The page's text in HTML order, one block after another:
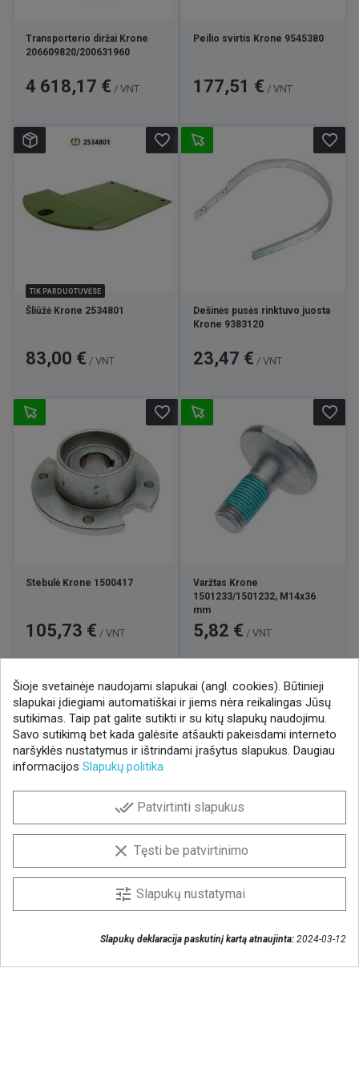
Transporterio diržai Krone
206609820/200631960
Kaina
4 618,17 € / VNT
Peilio svirtis Krone 9545380
Kaina
177,51 € / VNT
TIK PARDUOTUVĖSE
Šliūžė Krone 2534801
Kaina
83,00 € / VNT
favorite_border
Dešinės pusės rinktuvo juosta
Krone 9383120
Kaina
23,47 € / VNT
favorite_border
Stebulė Krone 1500417
Kaina
105,73 € / VNT
favorite_border
Varžtas Krone
1501233/1501232, M14x36
mm
Kaina
5,82 € / VNT
favorite_border
1 2 3 … 12 
Gaukite geriausius pasiūlymus!
Prenumeruokite naujienlaiškį ir visada sužinokite
Sutinku, kad mano duomenys būtų saugomi
Šioje svetainėje naudojami slapukai (angl. cookies). Būtinieji
slapukai įdiegiami automatiškai ir jiems nėra reikalingas Jūsų
sutikimas. Taip pat galite sutikti ir su kitų slapukų naudojimu.
Savo sutikimą bet kada galėsite atšaukti pakeisdami interneto
naršyklės nustatymus ir ištrindami įrašytus slapukus. Daugiau
informacijos Slapukų politika
done_all Patvirtinti slapukus
clear Tęsti be patvirtinimo
tune Slapukų nustatymai
Slapukų deklaracija paskutinį kartą atnaujinta: 2024-03-12